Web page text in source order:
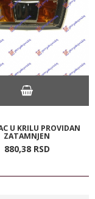
U KRILU PROVIDAN
ZATAMNJEN
880,38 RSD